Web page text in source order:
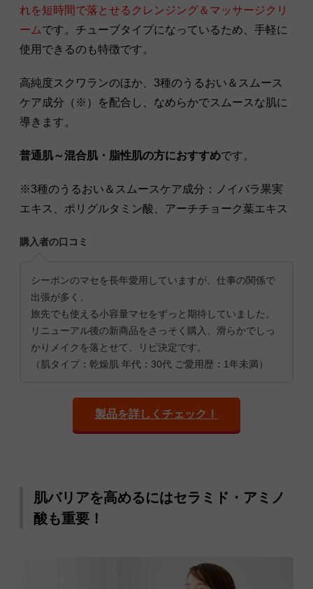
れを短時間で落とせるクレンジング＆マッサージクリ
ームです。チューブタイプになっているため、手軽に
使用できるのも特徴です。
高純度スクワランのほか、3種のうるおい＆スムース
ケア成分（※）を配合し、なめらかでスムースな肌に
導きます。
普通肌～混合肌・脂性肌の方におすすめです。
※3種のうるおい＆スムースケア成分：ノイバラ果実
エキス、ポリグルタミン酸、アーチチョーク葉エキス
購入者の口コミ
シーボンのマセを長年愛用していますが、仕事の関係で
出張が多く、
旅先でも使える小容量マセをずっと期待していました。
リニューアル後の新商品をさっそく購入、滑らかでしっ
かりメイクを落とせて、リピ決定です。
（肌タイプ：乾燥肌 年代：30代 ご愛用歴：1年未満）
製品を詳しくチェック！
肌バリアを高めるにはセラミド・アミノ
酸も重要！